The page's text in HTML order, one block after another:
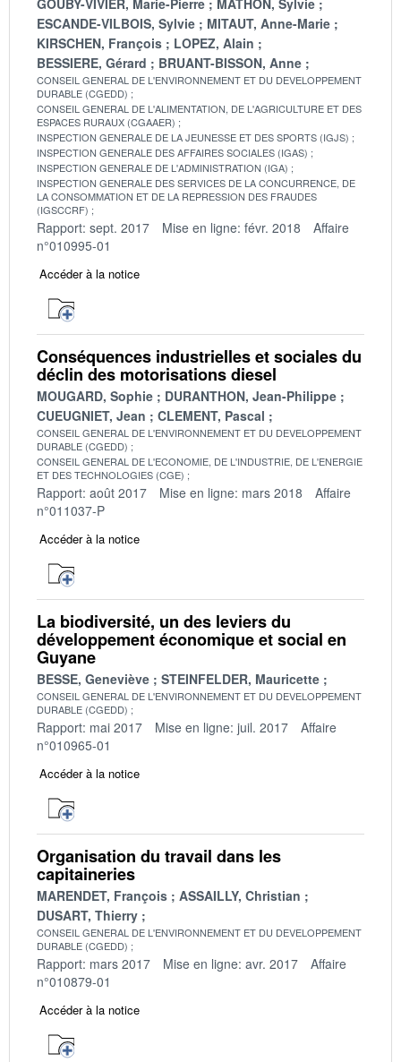
ESCANDE-VILBOIS, Sylvie
MITAUT, Anne-Marie
KIRSCHEN, François
LOPEZ, Alain
BESSIERE, Gérard
BRUANT-BISSON, Anne
CONSEIL GENERAL DE L'ENVIRONNEMENT ET DU DEVELOPPEMENT
DURABLE (CGEDD)
CONSEIL GENERAL DE L'ALIMENTATION, DE L'AGRICULTURE ET DES
ESPACES RURAUX (CGAAER)
INSPECTION GENERALE DE LA JEUNESSE ET DES SPORTS (IGJS)
INSPECTION GENERALE DES AFFAIRES SOCIALES (IGAS)
INSPECTION GENERALE DE L'ADMINISTRATION (IGA)
INSPECTION GENERALE DES SERVICES DE LA CONCURRENCE, DE
LA CONSOMMATION ET DE LA REPRESSION DES FRAUDES
(IGSCCRF)
Rapport: sept. 2017 Mise en ligne: févr. 2018
Affaire
n°010995-01
Accéder à la notice
Conséquences industrielles et sociales du
déclin des motorisations diesel
MOUGARD, Sophie
DURANTHON, Jean-Philippe
CUEUGNIET, Jean
CLEMENT, Pascal
CONSEIL GENERAL DE L'ENVIRONNEMENT ET DU DEVELOPPEMENT
DURABLE (CGEDD)
CONSEIL GENERAL DE L'ECONOMIE, DE L'INDUSTRIE, DE L'ENERGIE
ET DES TECHNOLOGIES (CGE)
Rapport: août 2017 Mise en ligne: mars 2018
Affaire
n°011037-P
Accéder à la notice
La biodiversité, un des leviers du
développement économique et social en
Guyane
BESSE, Geneviève STEINFELDER, Mauricette
CONSEIL GENERAL DE L'ENVIRONNEMENT ET DU DEVELOPPEMENT
DURABLE (CGEDD)
Rapport: mai 2017 Mise en ligne: juil. 2017
Affaire
n°010965-01
Accéder à la notice
Organisation du travail dans les
capitaineries
MARENDET, François
ASSAILLY, Christian
DUSART, Thierry
CONSEIL GENERAL DE L'ENVIRONNEMENT ET DU DEVELOPPEMENT
DURABLE (CGEDD)
Rapport: mars 2017 Mise en ligne: avr. 2017
Affaire
n°010879-01
Accéder à la notice